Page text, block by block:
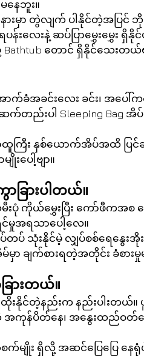
နေဘူး။
နားမှာ တွဲလျက် ပါနိုင်တဲ့အပြင်
ေပန်းလေးနဲ့ ဆပ်ပြာမွှေးမွှေ
တောင် ရှိနိုင်သေးတယ်ဗ
ာက်ခံအခင်းလေး ခင်း၊ အပေ
တည်းပါ Sleeping Bag အိပ်
ာထူကြီး နှစ်ယောက်အိပ်အထိ ပ
ပေါ့ဗျာ။
ခြားပါတယ်။
းပုံ ကိုယ်မွှေးပြီး ကော်ဖီကအ
င်မှုအရသာပေါ့လေ။
တပ် သုံးနိုင်မဲ့ လျှပ်စစ်ရေနွေး
ချက်စားရတဲ့အတိုင်း ခံစားမှုမ
ြားတယ်။
ထိုးနိုင်တဲ့နည်းက နည်းပါးတယ်
ကုန်ပိတ်နေ၊ အနွေးထည်ဝတ်နေ၊
က်မျိုး ရှိလို့ အဆင်ပြေပြေ နေ